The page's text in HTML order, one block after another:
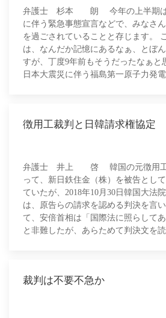
弁護士 杉本 朗 今年の上半期は
に伴う緊急事態宣言などで、みなさ
を過ごされていることと存じます。
は、なんだか記憶にあるなぁ、とぼ
すが、丁度9年前もそうだったなぁと
日本大震災に伴う福島第一原子力
徴用工裁判と日韓請求権協定
弁護士 井上 啓 韓国の元徴用工
って、新日鉄住金（株）を被告とし
ていたが、2018年10月30日韓国大法
は、原告らの請求を認める判決を言
て、安倍首相は「国際法に照らして
と非難したが、あらためて判決文を
裁判は不要不急か